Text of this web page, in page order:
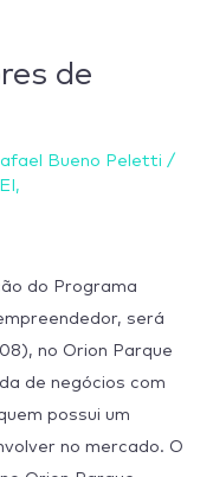
de
Bueno Peletti /
,
do Programa
será
no Orion Parque
de negócios com
possui um
no mercado. O